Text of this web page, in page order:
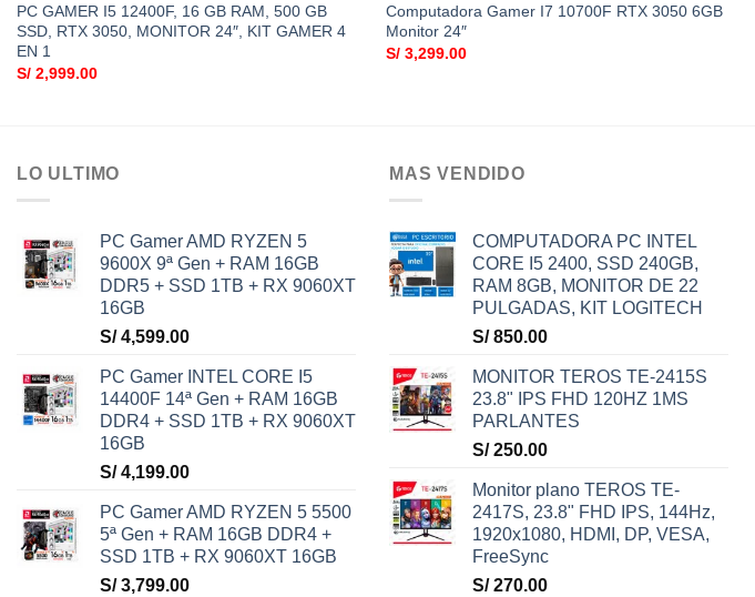
PC GAMER I5 12400F, 16 GB RAM, 500 GB
SSD, RTX 3050, MONITOR 24″, KIT GAMER 4
EN 1
S/2,999.00
Computadora Gamer I7 10700F RTX 3050 6GB
Monitor 24″
S/ 3,299.00
LO ULTIMO
PC Gamer AMD RYZEN 5
9600X 9ª Gen + RAM 16GB
DDR5 + SSD 1TB + RX 9060XT
16GB
S/4,599.00
PC Gamer INTEL CORE I5
14400F 14ª Gen + RAM 16GB
DDR4 + SSD 1TB + RX 9060XT
16GB
S/4,199.00
PC Gamer AMD RYZEN 5 5500
5ª Gen + RAM 16GB DDR4 +
SSD 1TB + RX 9060XT 16GB
S/3,799.00
MAS VENDIDO
COMPUTADORA PC INTEL
CORE I5 2400, SSD 240GB,
RAM 8GB, MONITOR DE 22
PULGADAS, KIT LOGITECH
S/850.00
MONITOR TEROS TE-2415S
23.8" IPS FHD 120HZ 1MS
PARLANTES
S/250.00
Monitor plano TEROS TE-
2417S, 23.8" FHD IPS, 144Hz,
1920x1080, HDMI, DP, VESA,
FreeSync
S/270.00